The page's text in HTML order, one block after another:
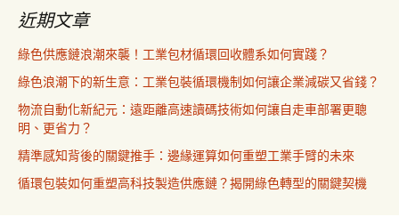
近期文章
綠色供應鏈浪潮來襲！工業包材循環回收體系如何實踐？
綠色浪潮下的新生意：工業包裝循環機制如何讓企業減碳又省錢？
物流自動化新紀元：遠距離高速讀碼技術如何讓自走車部署更聰
明、更省力？
精準感知背後的關鍵推手：邊緣運算如何重塑工業手臂的未來
循環包裝如何重塑高科技製造供應鏈？揭開綠色轉型的關鍵契機